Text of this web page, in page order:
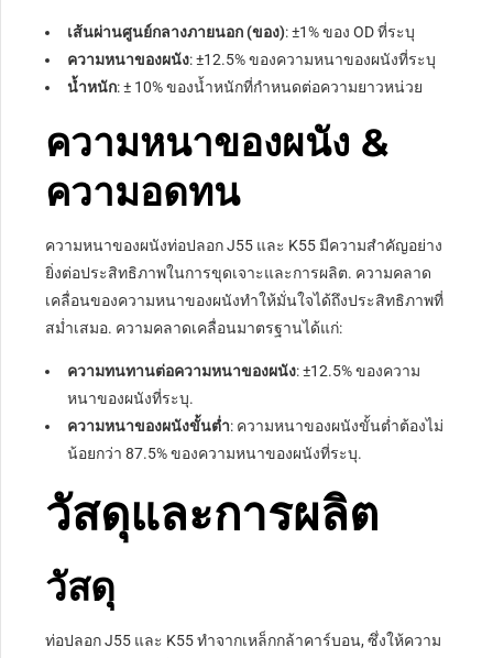
เส้นผ่านศูนย์กลางภายนอก (ของ): ±1% ของ OD ที่ระบุ
ความหนาของผนัง: ±12.5% ​​ของความหนาของผนังที่ระบุ
น้ำหนัก: ± 10% ของน้ำหนักที่กำหนดต่อความยาวหน่วย
ความหนาของผนัง &
ความอดทน
ความหนาของผนังท่อปลอก J55 และ K55 มีความสำคัญอย่าง
ยิ่งต่อประสิทธิภาพในการขุดเจาะและการผลิต. ความคลาด
เคลื่อนของความหนาของผนังทำให้มั่นใจได้ถึงประสิทธิภาพที่
สม่ำเสมอ. ความคลาดเคลื่อนมาตรฐานได้แก่:
ความทนทานต่อความหนาของผนัง: ±12.5% ​​ของความ
หนาของผนังที่ระบุ.
ความหนาของผนังขั้นต่ำ: ความหนาของผนังขั้นต่ำต้องไม่
น้อยกว่า 87.5% ของความหนาของผนังที่ระบุ.
วัสดุและการผลิต
วัสดุ
ท่อปลอก J55 และ K55 ทำจากเหล็กกล้าคาร์บอน, ซึ่งให้ความ